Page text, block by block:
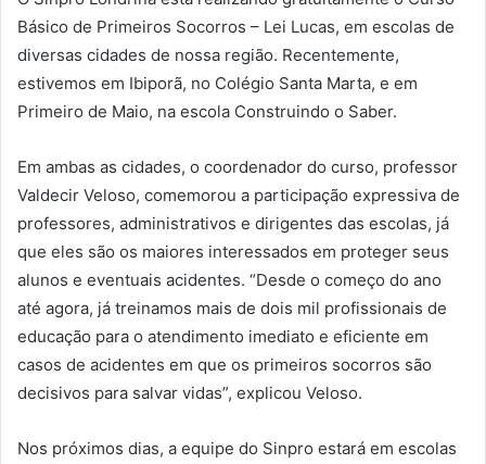
Básico de Primeiros Socorros – Lei Lucas, em escolas de
diversas cidades de nossa região. Recentemente,
estivemos em Ibiporã, no Colégio Santa Marta, e em
Primeiro de Maio, na escola Construindo o Saber.
Em ambas as cidades, o coordenador do curso, professor
Valdecir Veloso, comemorou a participação expressiva de
professores, administrativos e dirigentes das escolas, já
que eles são os maiores interessados em proteger seus
alunos e eventuais acidentes. “Desde o começo do ano
até agora, já treinamos mais de dois mil profissionais de
educação para o atendimento imediato e eficiente em
casos de acidentes em que os primeiros socorros são
decisivos para salvar vidas”, explicou Veloso.
Nos próximos dias, a equipe do Sinpro estará em escolas